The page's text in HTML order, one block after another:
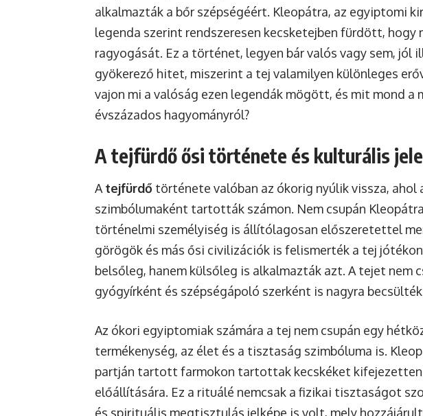
alkalmazták a bőr szépségéért. Kleopátra, az egyiptomi
legenda szerint rendszeresen kecsketejben fürdött, hogy
ragyogását. Ez a történet, legyen bár valós vagy sem, jól
gyökerező hitet, miszerint a tej valamilyen különleges
vajon mi a valóság ezen legendák mögött, és mit mond a
évszázados hagyományról?
A tejfürdő ősi története és kulturális
A tejfürdő története valóban az ókorig nyúlik vissza, ahol
szimbólumaként tartották számon. Nem csupán
történelmi személyiség is állítólagosan előszeretettel
görögök és más ősi civilizációk is felismerték a tej
belsőleg, hanem külsőleg is alkalmazták azt. A tejet nem
gyógyírként és szépségápoló szerként is nagyra
Az ókori egyiptomiak számára a tej nem csupán egy
termékenység, az élet és a tisztaság szimbóluma is.
partján tartott farmokon tartottak kecskéket kifejezetten
előállítására. Ez a rituálé nemcsak a fizikai tisztaságot
és spirituális megtisztulás jelképe is volt, mely